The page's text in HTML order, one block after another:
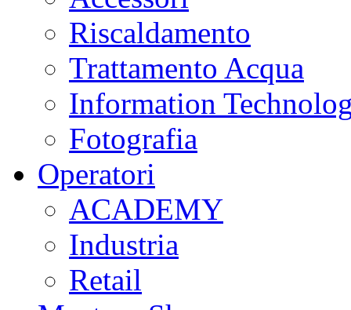
Riscaldamento
Trattamento Acqua
Information
Fotografia
Operatori
ACADEMY
Industria
Retail